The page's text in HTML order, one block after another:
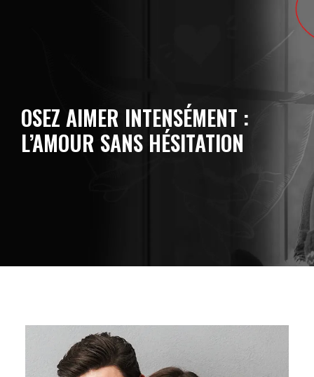
OSEZ AIMER INTENSÉMENT :
L’AMOUR SANS HÉSITATION